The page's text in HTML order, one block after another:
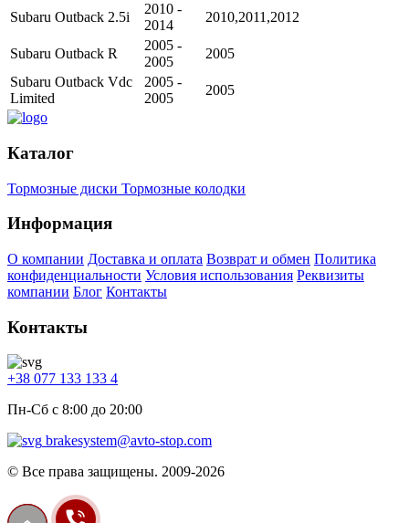
Subaru Outback 2.5i
2010 -
2014
2010,2011,2012
Subaru Outback R
2005 -
2005
2005
Subaru Outback Vdc
Limited
2005 -
2005
2005
Каталог
Тормозные диски Тормозные колодки
Информация
О компании Доставка и оплата Возврат и обмен Политика
конфиденциальности Условия использования Реквизиты
компании Блог Контакты
Контакты
+38 077 133 133 4
Пн-Сб с 8:00 до 20:00
brakesystem@avto-stop.com
© Все права защищены. 2009-2026